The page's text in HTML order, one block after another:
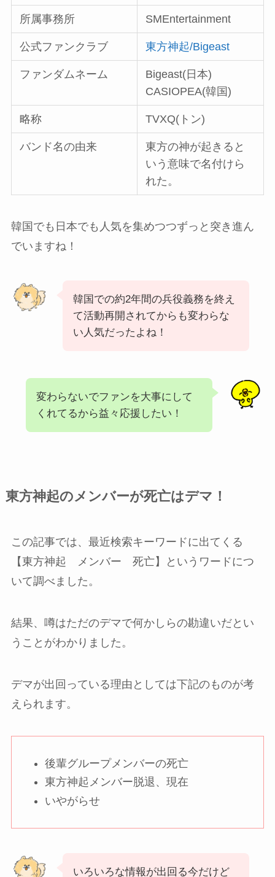
所属事務所 SMEntertainment
公式ファンクラブ 東方神起/Bigeast
ファンダムネーム
Bigeast(日本)
CASIOPEA(韓国)
略称 TVXQ(トン)
バンド名の由来
東方の神が起きると
いう意味で名付けら
れた。
韓国でも日本でも人気を集めつつずっと突き進ん
でいますね！
韓国での約2年間の兵役義務を終え
て活動再開されてからも変わらな
い人気だったよね！
変わらないでファンを大事にして
くれてるから益々応援したい！
東方神起のメンバーが死亡はデマ！
この記事では、最近検索キーワードに出てくる
【東方神起 メンバー 死亡】というワードにつ
いて調べました。
結果、噂はただのデマで何かしらの勘違いだとい
うことがわかりました。
デマが出回っている理由としては下記のものが考
えられます。
後輩グループメンバーの死亡
東方神起メンバー脱退、現在
いやがらせ
いろいろな情報が出回る今だけど